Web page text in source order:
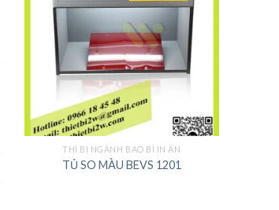
THÍ BỊ NGÀNH BAO BÌ IN ẤN
TỦ SO MÀU BEVS 1201